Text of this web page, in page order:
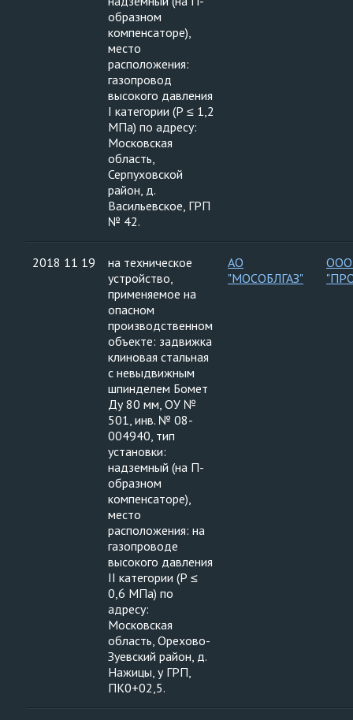
образном
компенсаторе),
место
расположения:
газопровод
высокого давления
I категории (Р ≤ 1,2
МПа) по адресу:
Московская
область,
Серпуховской
район, д.
Васильевское, ГРП
№ 42.
2018 11 19
на техническое
устройство,
применяемое на
опасном
производственном
объекте: задвижка
клиновая стальная
с невыдвижным
шпинделем Бомет
Ду 80 мм, ОУ №
501, инв. № 08-
004940, тип
установки:
надземный (на П-
образном
компенсаторе),
место
расположения: на
газопроводе
высокого давления
II категории (Р ≤
0,6 МПа) по
адресу:
Московская
область, Орехово-
Зуевский район, д.
Нажицы, у ГРП,
ПК0+02,5.
АО
"МОСОБЛГАЗ"